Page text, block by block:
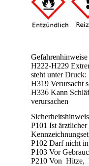
Gefahrenhinweise
H222-H229
steht unter Druck:
H319 Verursacht
H336 Kann
verursachen
P101 Ist
P102 Darf nicht
P103 Vor
P210 Von Hitze,